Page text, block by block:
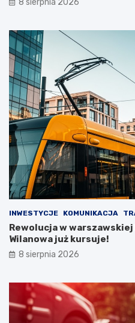
8 sierpnia 2026
INWESTYCJE KOMUNIKACJA
Rewolucja w
Wilanowa już kursuje!
8 sierpnia 2026